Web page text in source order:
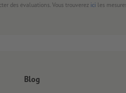
des évaluations. Vous trouverez ici les
Blog